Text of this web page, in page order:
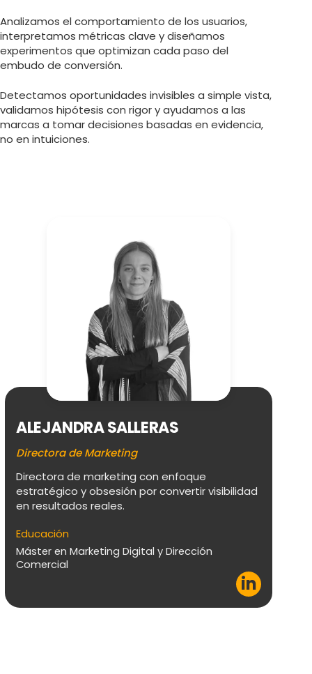
Analizamos el comportamiento de los usuarios,
interpretamos métricas clave y diseñamos
experimentos que optimizan cada paso del
embudo de conversión.
Detectamos oportunidades invisibles a simple vista,
validamos hipótesis con rigor y ayudamos a las
marcas a tomar decisiones basadas en evidencia,
no en intuiciones.
ALEJANDRA SALLERAS
Directora de Marketing
Directora de marketing con enfoque
estratégico y obsesión por convertir visibilidad
en resultados reales.
Educación
Máster en Marketing Digital y Dirección
Comercial
in